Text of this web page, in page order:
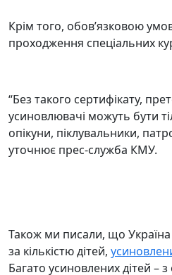
Крім того, обов’язковою
проходження спеціальних
“Без такого сертифікату,
усиновлювачі можуть бути
опікуни, піклувальники,
уточнює прес-служба КМУ.
Також ми писали, що Україна
за кількістю дітей,
Багато усиновлених дітей –